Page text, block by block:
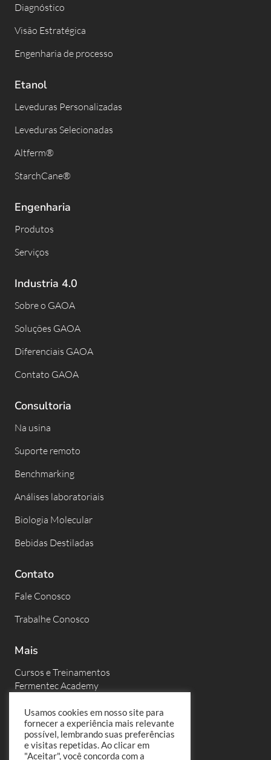
Diagnóstico
Visão Estratégica
Engenharia de processo
Etanol
Leveduras Personalizadas
Leveduras Selecionadas
Altferm®
StarchCane®
Engenharia
Produtos
Serviços
Industria 4.0
Sobre o GAOA
Soluções GAOA
Diferenciais GAOA
Contato GAOA
Consultoria
Na usina
Suporte remoto
Benchmarking
Análises laboratoriais
Biologia Molecular
Bebidas Destiladas
Contato
Fale Conosco
Trabalhe Conosco
Mais
Cursos e Treinamentos
Fermentec Academy
Eventos
Fermentec News
PortalFT
Usamos cookies em nosso site para
fornecer a experiência mais relevante
possível, lembrando suas preferências
e visitas repetidas. Ao clicar em
"Aceitar", você concorda com a